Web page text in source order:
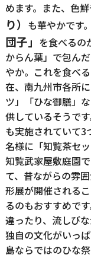
めます。また、色
り） も華やかです
団子」 を食べるの
からん葉」で包ん
やか。これを食べ
在、南九州市各所
ツ」「ひな御膳」
供しているそうで
も実施されていて3
名様に「知覧茶セ
知覧武家屋敷庭園
て、昔ながらの雰
形展が開催される
るのもおすすめで
違ったり、流しび
独自の文化がいっ
島ならではのひな